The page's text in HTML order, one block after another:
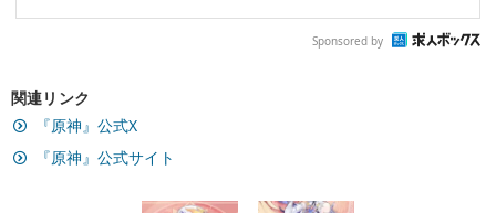
Sponsored by
関連リンク
『原神』公式X
『原神』公式サイト